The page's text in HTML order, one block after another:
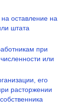
оставление на
штата
при
или
его
расторжении